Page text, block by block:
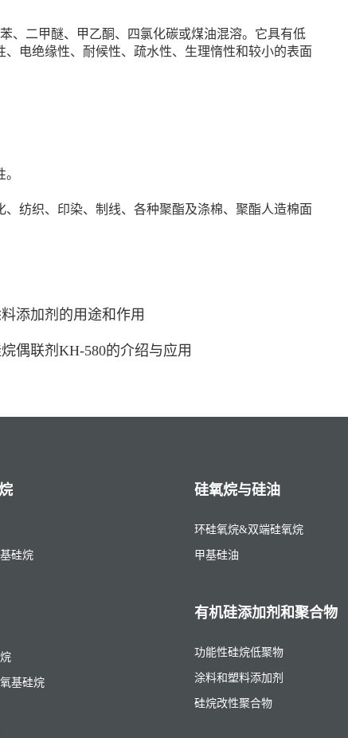
、二甲醚、甲乙酮、四氯化碳或煤油混溶。它具有低
电绝缘性、耐候性、疏水性、生理惰性和较小的表面
纺织、印染、制线、各种聚酯及涤棉、聚酯人造棉面
添加剂的用途和作用
偶联剂KH-580的介绍与应用
硅烷
基硅烷
硅氧烷与硅油
环硅氧烷&双端硅氧烷
甲基硅油
有机硅添加剂和聚合物
功能性硅烷低聚物
涂料和塑料添加剂
硅烷改性聚合物